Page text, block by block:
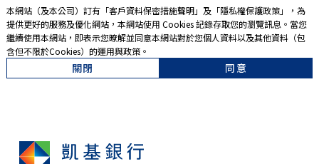
本網站（及本公司）訂有「客戶資料保密措施聲明」及「隱私權保護政策」，為
提供更好的服務及優化網站，本網站使用 Cookies 記錄存取您的瀏覽訊息。當您
繼續使用本網站，即表示您暸解並同意本網站對於您個人資料以及其他資料（包
含但不限於Cookies）的運用與政策。
關閉 同意